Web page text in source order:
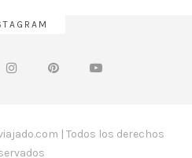
| Todos los derechos